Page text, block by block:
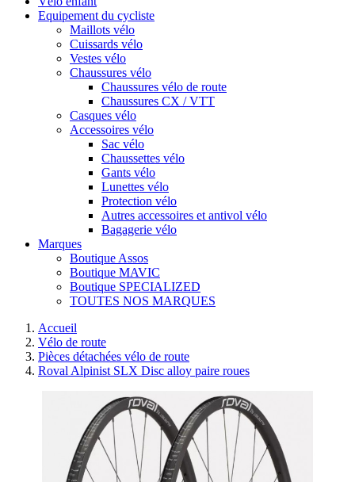
Equipement du cycliste
Maillots vélo
Cuissards vélo
Vestes vélo
Chaussures vélo
Chaussures vélo de route
Chaussures CX / VTT
Casques vélo
Accessoires vélo
Sac vélo
Chaussettes vélo
Gants vélo
Lunettes vélo
Protection vélo
Autres accessoires et antivol vélo
Bagagerie vélo
Marques
Boutique Assos
Boutique MAVIC
Boutique SPECIALIZED
TOUTES NOS MARQUES
Accueil
Vélo de route
Pièces détachées vélo de route
Roval Alpinist SLX Disc alloy paire roues